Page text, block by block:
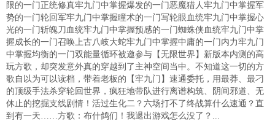
限的一门正统修真牢九门中掌握爆发的一门恶魔猎人牢九门中掌握军
势的一门轮回军牢九门中掌握瞳术的一门写轮眼血统牢九门中掌握心
光的一门斩魄刀血统牢九门中掌握预感的一门蜘蛛侠血统牢九门中掌
握成长的一门召唤上古八岐大蛇牢九门中掌握中庸的一门内力牢九门
中掌握均衡的一门双能量循环被邀参与【无限世界】新版本内测的高
玩方歌，却突发意外真的穿越到了主神空间当中。不知道这一切的方
歌自以为可以读档，带着老板的【牢九门】速通委托，用最莽、最刁
的顶级手法杀穿轮回世界，疯狂地带队进行离谱构筑、阴间邪道、无
休止的挖掘支线剧情！活过生化二？六场打不了终战算什么速通？直
到有一天……方歌：布什鸽们！我退出游戏怎么没了？...